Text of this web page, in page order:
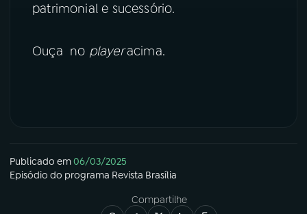
patrimonial e sucessório.
Ouça no playeracima.
Publicado em06/03/2025
Episódio do programa Revista Brasília
Compartilhe